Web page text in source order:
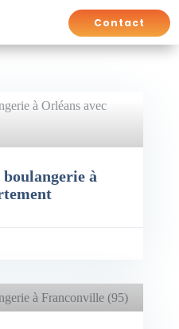
Contact
à